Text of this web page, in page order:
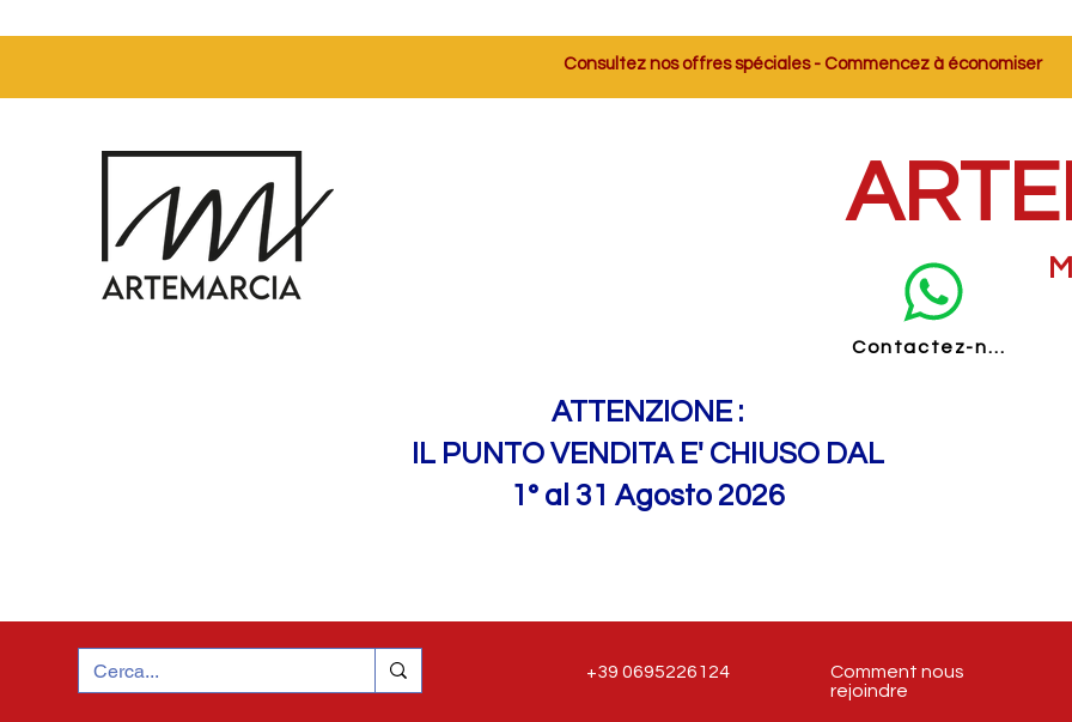
Consultez nos offres spéciales - Commencez à économiser
Contactez-nous
ATTENZIONE :
IL PUNTO VENDITA E' CHIUSO DAL
1° al 31 Agosto 2026
+39 0695226124
Comment nous
rejoindre